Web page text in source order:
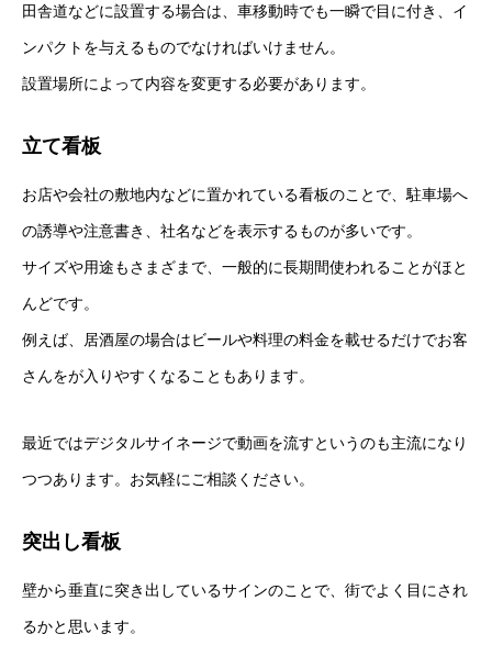
田舎道などに設置する場合は、車移動時でも一瞬で目に付き、イ
ンパクトを与えるものでなければいけません。
設置場所によって内容を変更する必要があります。
立て看板
お店や会社の敷地内などに置かれている看板のことで、駐車場へ
の誘導や注意書き、社名などを表示するものが多いです。
サイズや用途もさまざまで、一般的に長期間使われることがほと
んどです。
例えば、居酒屋の場合はビールや料理の料金を載せるだけでお客
さんをが入りやすくなることもあります。
最近ではデジタルサイネージで動画を流すというのも主流になり
つつあります。お気軽にご相談ください。
突出し看板
壁から垂直に突き出しているサインのことで、街でよく目にされ
るかと思います。